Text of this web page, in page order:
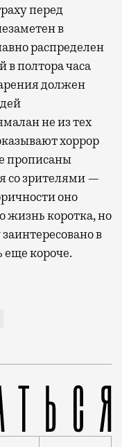
перед
в
распределен
в полтора часа
должен
не из тех
хоррор
прописаны
со зрителями —
оно
жизнь коротка, но
в
короче.
как и, например,